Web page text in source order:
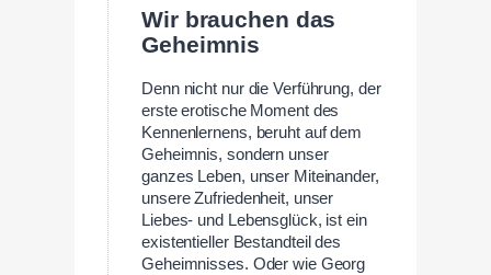
Wir brauchen das
Geheimnis
Denn nicht nur die Verführung, der
erste erotische Moment des
Kennenlernens, beruht auf dem
Geheimnis, sondern unser
ganzes Leben, unser Miteinander,
unsere Zufriedenheit, unser
Liebes- und Lebensglück, ist ein
existentieller Bestandteil des
Geheimnisses. Oder wie Georg